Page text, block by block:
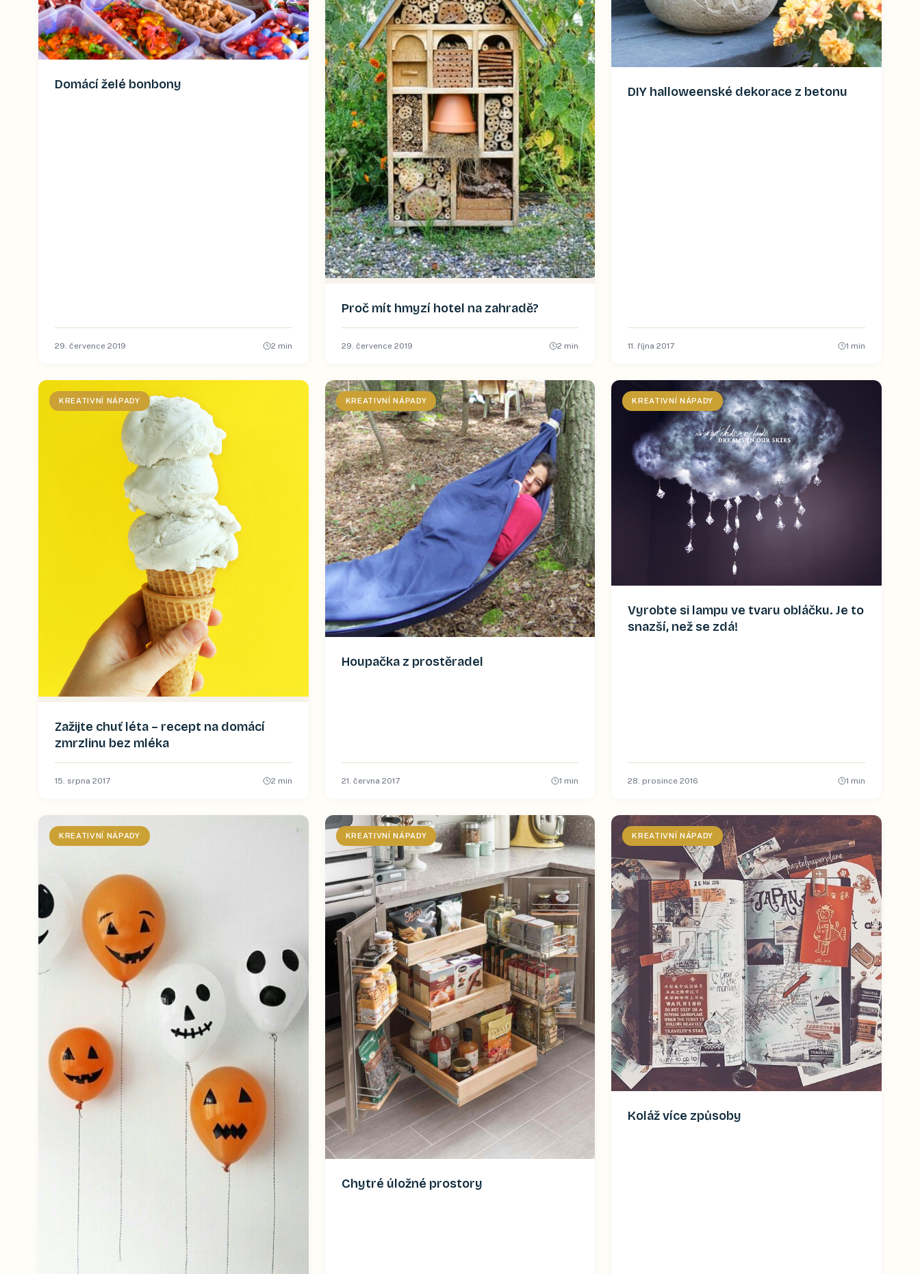
Domácí želé bonbony
29. července 2019 2 min
Proč mít hmyzí hotel na zahradě?
29. července 2019 2 min
DIY halloweenské dekorace z betonu
11. října 2017 1 min
KREATIVNÍ NÁPADY
Zažijte chuť léta – recept na domácí
zmrzlinu bez mléka
15. srpna 2017 2 min
KREATIVNÍ NÁPADY
Houpačka z prostěradel
21. června 2017 1 min
KREATIVNÍ NÁPADY
Vyrobte si lampu ve tvaru obláčku. Je to
snazší, než se zdá!
28. prosince 2016 1 min
KREATIVNÍ NÁPADY KREATIVNÍ NÁPADY
Chytré úložné prostory
KREATIVNÍ NÁPADY
Koláž více způsoby